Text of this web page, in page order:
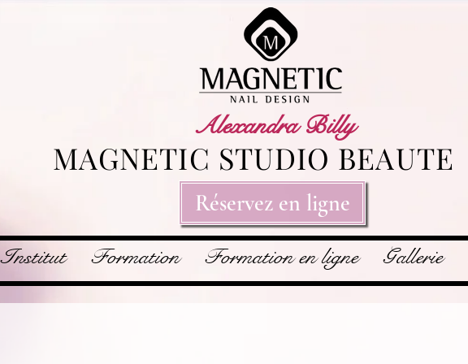
Alexandra Billy
MAGNETIC STUDIO BEAUTE
Réservez en ligne
Institut Formation Formation en ligne Gallerie